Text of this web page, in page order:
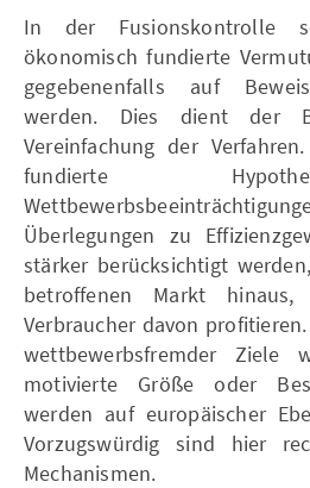
In der Fusionskontrolle
ökonomisch fundierte
gegebenenfalls auf
werden. Dies dient der
Vereinfachung der
fundierte
Überlegungen zu
stärker berücksichtigt
betroffenen Markt hinaus,
Verbraucher davon
wettbewerbsfremder Ziele
motivierte Größe oder
werden auf europäischer
Vorzugswürdig sind hier
Mechanismen.